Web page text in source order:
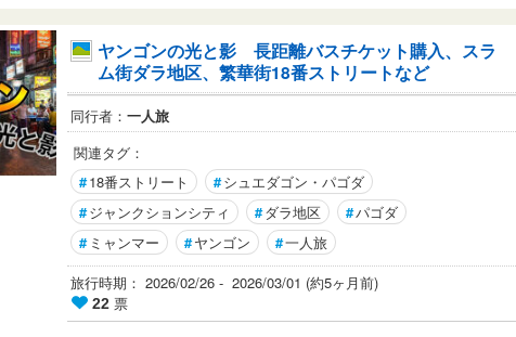
ヤンゴンの光と影 長距離バスチケット購入、スラ
ム街ダラ地区、繁華街18番ストリートなど
同行者： 一人旅
関連タグ：
#18番ストリート #シュエダゴン・パゴダ
#ジャンクションシティ #ダラ地区 #パゴダ
# ミャンマー #ヤンゴン #一人旅
旅行時期： 2026/02/26 - 2026/03/01 (約5ヶ月前)
22 票